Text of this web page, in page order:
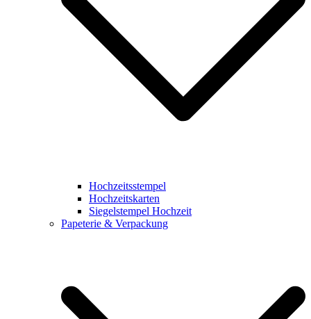
Hochzeitsstempel
Hochzeitskarten
Siegelstempel Hochzeit
Papeterie & Verpackung